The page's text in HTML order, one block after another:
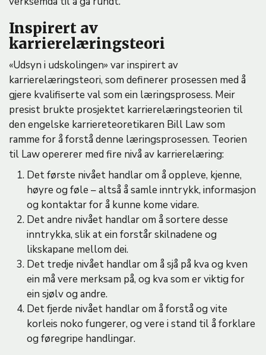
Inspirert av
karrierelæringsteori
«Udsyn i udskolingen» var inspirert av
karrierelæringsteori, som definerer prosessen med å
gjere kvalifiserte val som ein læringsprosess. Meir
presist brukte prosjektet karrierelæringsteorien til
den engelske karriereteoretikaren Bill Law som
ramme for å forstå denne læringsprosessen. Teorien
til Law opererer med fire nivå av karrierelæring:
Det første nivået handlar om å oppleve, kjenne,
høyre og føle – altså å samle inntrykk, informasjon
og kontaktar for å kunne kome vidare.
Det andre nivået handlar om å sortere desse
inntrykka, slik at ein forstår skilnadene og
likskapane mellom dei.
Det tredje nivået handlar om å sjå på kva og kven
ein må vere merksam på, og kva som er viktig for
ein sjølv og andre.
Det fjerde nivået handlar om å forstå og vite
korleis noko fungerer, og vere i stand til å forklare
og føregripe handlingar.